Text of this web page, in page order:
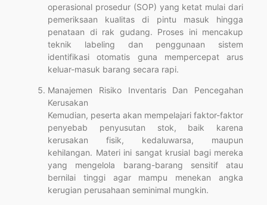
operasional prosedur (SOP) yang ketat mulai dari
pemeriksaan kualitas di pintu masuk hingga
penataan di rak gudang. Proses ini mencakup
teknik labeling dan penggunaan sistem
identifikasi otomatis guna mempercepat arus
keluar-masuk barang secara rapi.
Manajemen Risiko Inventaris Dan Pencegahan
Kerusakan
Kemudian, peserta akan mempelajari faktor-faktor
penyebab penyusutan stok, baik karena
kerusakan fisik, kedaluwarsa, maupun
kehilangan. Materi ini sangat krusial bagi mereka
yang mengelola barang-barang sensitif atau
bernilai tinggi agar mampu menekan angka
kerugian perusahaan seminimal mungkin.